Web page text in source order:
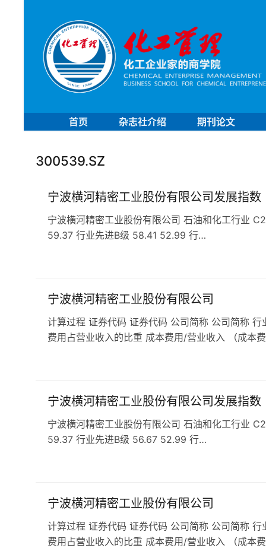
首页 杂志社介绍 期刊论文
300539.SZ
宁波横河精密工业股份有限公司发展指数
宁波横河精密工业股份有限公司 石油和化工行业
59.37 行业先进B级 58.41 52.99 行…
宁波横河精密工业股份有限公司
计算过程 证券代码 证券代码 公司简称 公司简称
费用占营业收入的比重 成本费用/营业收入 （成本
宁波横河精密工业股份有限公司发展指数
宁波横河精密工业股份有限公司 石油和化工行业
59.37 行业先进B级 56.67 52.99 行…
宁波横河精密工业股份有限公司
计算过程 证券代码 证券代码 公司简称 公司简称
费用占营业收入的比重 成本费用/营业收入 （成本